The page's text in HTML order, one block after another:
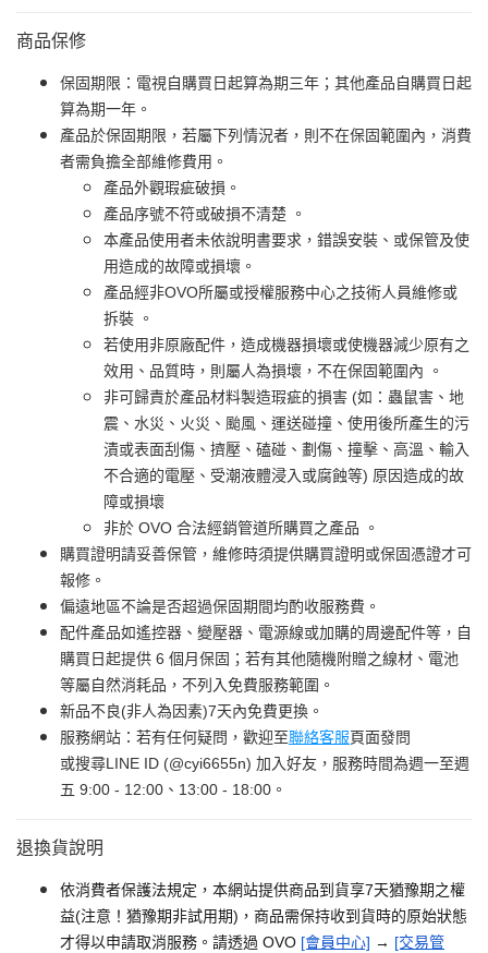
商品保修
保固期限：電視自購買日起算為期三年；其他產品自購買日起
算為期一年。
產品於保固期限，若屬下列情況者，則不在保固範圍內，消費
者需負擔全部維修費用。
產品外觀瑕疵破損。
產品序號不符或破損不清楚 。
本產品使用者未依說明書要求，錯誤安裝、或保管及使
用造成的故障或損壞。
產品經非OVO所屬或授權服務中心之技術人員維修或
拆裝 。
若使用非原廠配件，造成機器損壞或使機器減少原有之
效用、品質時，則屬人為損壞，不在保固範圍內 。
非可歸責於產品材料製造瑕疵的損害 (如：蟲鼠害、地
震、水災、火災、颱風、運送碰撞、使用後所產生的污
漬或表面刮傷、擠壓、磕碰、劃傷、撞擊、高溫、輸入
不合適的電壓、受潮液體浸入或腐蝕等) 原因造成的故
障或損壞
非於 OVO 合法經銷管道所購買之產品 。
購買證明請妥善保管，維修時須提供購買證明或保固憑證才可
報修。
偏遠地區不論是否超過保固期間均酌收服務費。
配件產品如遙控器、變壓器、電源線或加購的周邊配件等，自
購買日起提供 6 個月保固；若有其他隨機附贈之線材、電池
等屬自然消耗品，不列入免費服務範圍。
新品不良(非人為因素)7天內免費更換。
服務網站：若有任何疑問，歡迎至聯絡客服頁面發問
或搜尋LINE ID (@cyi6655n) 加入好友，服務時間為週一至週
五 9:00 - 12:00、13:00 - 18:00。
退換貨說明
依消費者保護法規定，本網站提供商品到貨享7天猶豫期之權
益(注意！猶豫期非試用期)，商品需保持收到貨時的原始狀態
才得以申請取消服務。請透過 OVO [會員中心] → [交易管